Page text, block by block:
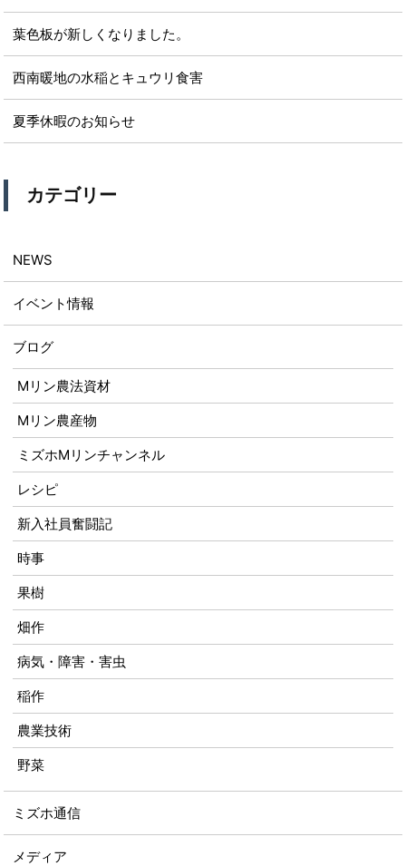
葉色板が新しくなりました。
西南暖地の水稲とキュウリ食害
夏季休暇のお知らせ
カテゴリー
NEWS
イベント情報
ブログ
Mリン農法資材
Mリン農産物
ミズホMリンチャンネル
レシピ
新入社員奮闘記
時事
果樹
畑作
病気・障害・害虫
稲作
農業技術
野菜
ミズホ通信
メディア